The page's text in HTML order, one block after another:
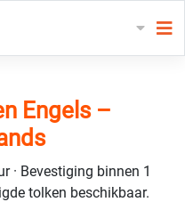
Engels –
· Bevestiging binnen 1
tolken beschikbaar.